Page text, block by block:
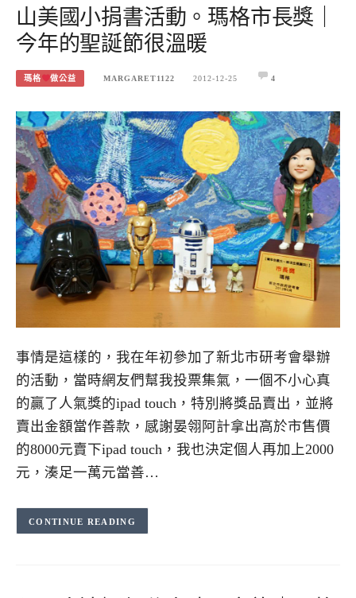
山美國小捐書活動。瑪格市長獎｜
今年的聖誕節很溫暖
瑪格 做公益 MARGARET1122 2012-12-25 4
事情是這樣的，我在年初參加了新北市研考會舉辦
的活動，當時網友們幫我投票集氣，一個不小心真
的贏了人氣獎的ipad touch，特別將獎品賣出，並將
賣出金額當作善款，感謝晏翎阿計拿出高於市售價
的8000元賣下ipad touch，我也決定個人再加上2000
元，湊足一萬元當善…
CONTINUE READING